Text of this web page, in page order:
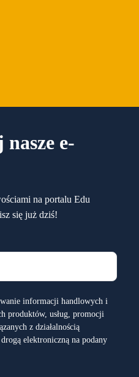
e-
na portalu Edu
się już dziś!
informacji handlowych i
produktów, usług, promocji
z działalnością
elektroniczną na podany